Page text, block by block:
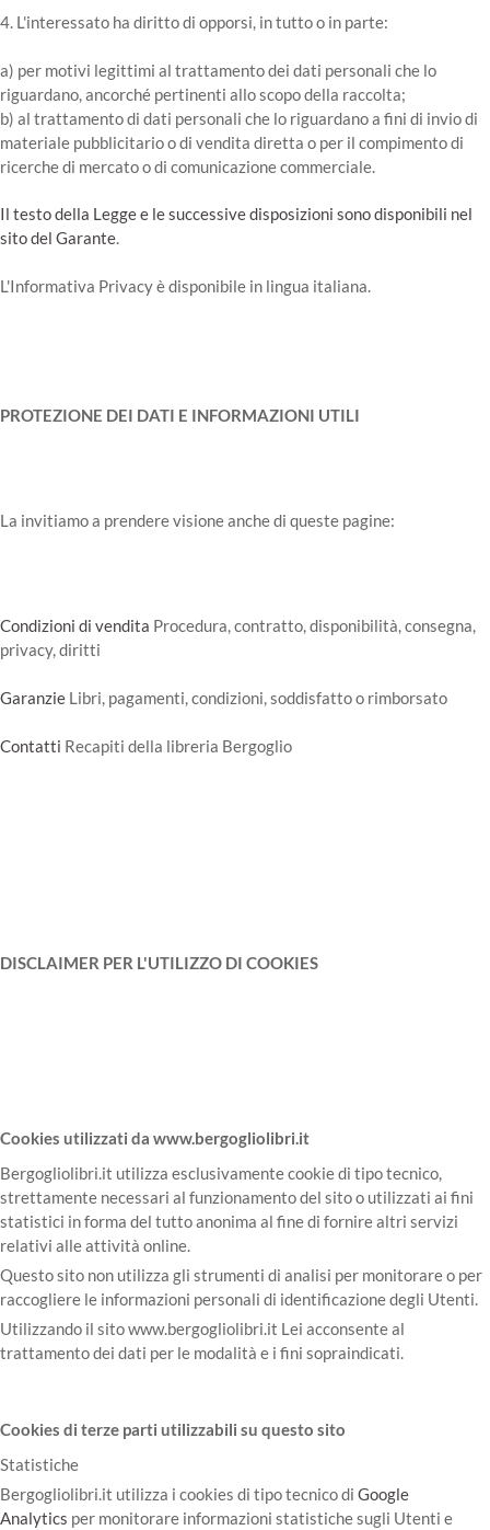
4. L'interessato ha diritto di opporsi, in tutto o in parte:
a) per motivi legittimi al trattamento dei dati personali che lo
riguardano, ancorché pertinenti allo scopo della raccolta;
b) al trattamento di dati personali che lo riguardano a fini di invio di
materiale pubblicitario o di vendita diretta o per il compimento di
ricerche di mercato o di comunicazione commerciale.
Il testo della Legge e le successive disposizioni sono disponibili nel
sito del Garante.
L'Informativa Privacy è disponibile in lingua italiana.
PROTEZIONE DEI DATI E INFORMAZIONI UTILI
La invitiamo a prendere visione anche di queste pagine:
Condizioni di vendita Procedura, contratto, disponibilità, consegna,
privacy, diritti
Garanzie Libri, pagamenti, condizioni, soddisfatto o rimborsato
Contatti Recapiti della libreria Bergoglio
DISCLAIMER PER L'UTILIZZO DI COOKIES
Cookies utilizzati da www.bergogliolibri.it
Bergogliolibri.it utilizza esclusivamente cookie di tipo tecnico,
strettamente necessari al funzionamento del sito o utilizzati ai fini
statistici in forma del tutto anonima al fine di fornire altri servizi
relativi alle attività online.
Questo sito non utilizza gli strumenti di analisi per monitorare o per
raccogliere le informazioni personali di identificazione degli Utenti.
Utilizzando il sito www.bergogliolibri.it Lei acconsente al
trattamento dei dati per le modalità e i fini sopraindicati.
Cookies di terze parti utilizzabili su questo sito
Statistiche
Bergogliolibri.it utilizza i cookies di tipo tecnico di Google
Analytics per monitorare informazioni statistiche sugli Utenti e